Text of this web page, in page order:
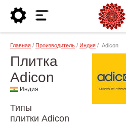
Главная / Производитель / Индия / Adicon
Плитка
Adicon
Индия
Типы
плитки Adicon